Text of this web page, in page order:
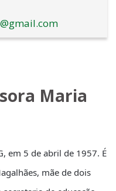
Maria
em 5 de abril de 1957. É
mãe de dois